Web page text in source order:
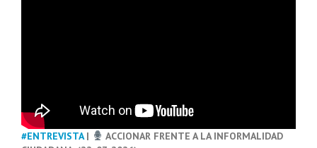
#ENTREVISTA|
ACCIONAR FRENTE A LA INFORMALIDAD